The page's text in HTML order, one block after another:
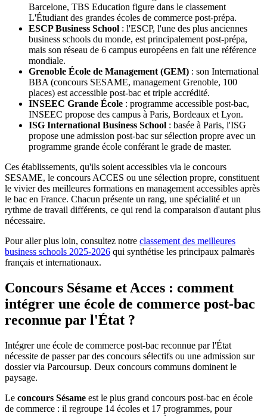
Barcelone, TBS Education figure dans le classement
L'Étudiant des grandes écoles de commerce post-prépa.
ESCP Business School : l'ESCP, l'une des plus anciennes
business schools du monde, est principalement post-prépa,
mais son réseau de 6 campus européens en fait une référence
mondiale.
Grenoble École de Management (GEM) : son International
BBA (concours SESAME, management Grenoble, 100
places) est accessible post-bac et triple accrédité.
INSEEC Grande École : programme accessible post-bac,
INSEEC propose des campus à Paris, Bordeaux et Lyon.
ISG International Business School : basée à Paris, l'ISG
propose une admission post-bac sur sélection propre avec un
programme grande école conférant le grade de master.
Ces établissements, qu'ils soient accessibles via le concours
SESAME, le concours ACCES ou une sélection propre, constituent
le vivier des meilleures formations en management accessibles après
le bac en France. Chacun présente un rang, une spécialité et un
rythme de travail différents, ce qui rend la comparaison d'autant plus
nécessaire.
Pour aller plus loin, consultez notre classement des meilleures
business schools 2025-2026 qui synthétise les principaux palmarès
français et internationaux.
Concours Sésame et Acces : comment
intégrer une école de commerce post-bac
reconnue par l'État ?
Intégrer une école de commerce post-bac reconnue par l'État
nécessite de passer par des concours sélectifs ou une admission sur
dossier via Parcoursup. Deux concours communs dominent le
paysage.
Le concours Sésame est le plus grand concours post-bac en école
de commerce : il regroupe 14 écoles et 17 programmes, pour